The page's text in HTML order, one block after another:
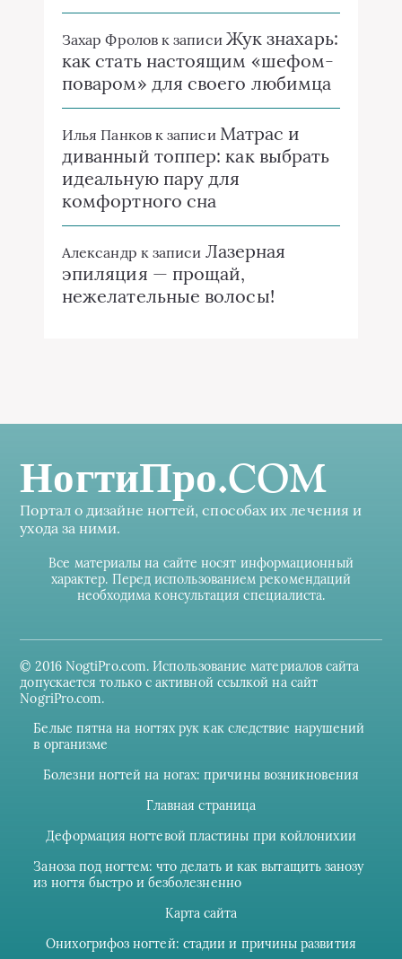
Захар Фроловк записи Жук знахарь:
как стать настоящим «шефом-
поваром» для своего любимца
Илья Панковк записи Матрас и
диванный топпер: как выбрать
идеальную пару для
комфортного сна
Александр к записи Лазерная
эпиляция — прощай,
нежелательные волосы!
НогтиПро.COM
Портал о дизайне ногтей, способах их лечения и
ухода за ними.
Все материалы на сайте носят информационный
характер. Перед использованием рекомендаций
необходима консультация специалиста.
© 2016 NogtiPro.com. Использование материалов сайта
допускается только с активной ссылкой на сайт
NogriPro.com.
Белые пятна на ногтях рук как следствие нарушений
в организме
Болезни ногтей на ногах: причины возникновения
Главная страница
Деформация ногтевой пластины при койлонихии
Заноза под ногтем: что делать и как вытащить занозу
из ногтя быстро и безболезненно
Карта сайта
Онихогрифоз ногтей: стадии и причины развития